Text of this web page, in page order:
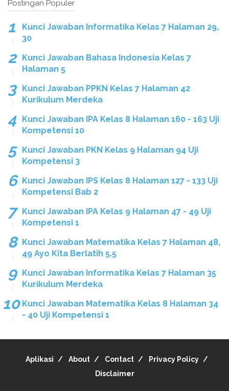
Postingan Populer
Kunci Jawaban Informatika Kelas 7 Halaman 29,
30
Kunci Jawaban Bahasa Indonesia Kelas 7
Halaman 5
Kunci Jawaban PPKN Kelas 7 Halaman 42
Kurikulum Merdeka
Kunci Jawaban IPA Kelas 8 Halaman 160 - 163 Uji
Kompetensi 10
Kunci Jawaban PKN Kelas 9 Halaman 94 Uji
Kompetensi 3
Kunci Jawaban IPS Kelas 8 Halaman 127 - 133 Uji
Kompetensi Bab 2
Kunci Jawaban IPA Kelas 9 Halaman 47 - 49 Uji
Kompetensi 1
Kunci Jawaban Matematika Kelas 7 Halaman 48,
49 Ayo Kita Berlatih 5.5
Kunci Jawaban Informatika Kelas 7 Halaman 35
Kurikulum Merdeka
Kunci Jawaban Matematika Kelas 8 Halaman 34
- 40 Uji Kompetensi 1
Aplikasi About Contact
Privacy Policy
Disclaimer